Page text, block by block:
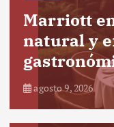
Marriott
natural y
agosto 9, 2026